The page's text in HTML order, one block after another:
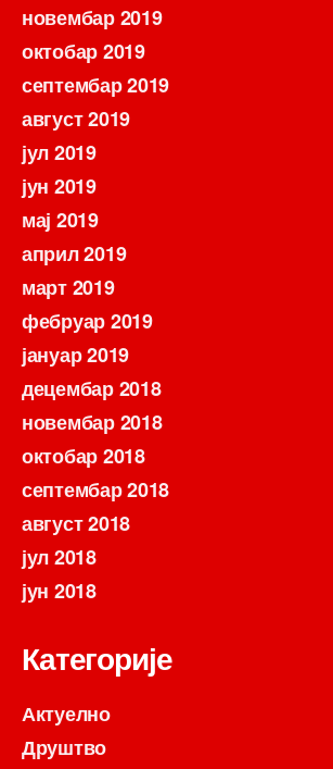
новембар 2019
октобар 2019
септембар 2019
август 2019
јул 2019
јун 2019
мај 2019
април 2019
март 2019
фебруар 2019
јануар 2019
децембар 2018
новембар 2018
октобар 2018
септембар 2018
август 2018
јул 2018
јун 2018
Категорије
Актуелно
Друштво